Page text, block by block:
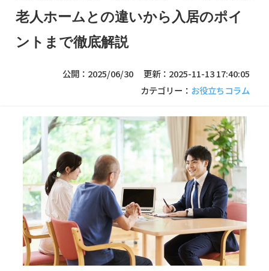
老人ホームとの違いから入居のポイ
ントまで徹底解説
公開：2025/06/30
更新：2025-11-13 17:40:05
カテゴリー： お役立ちコラム